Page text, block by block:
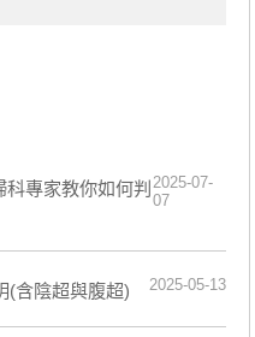
專家教你如何判 2025-07-
07
(含陰超與腹超) 2025-05-13